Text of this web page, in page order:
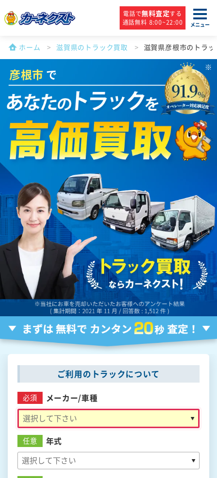
電話で無料査定する
通話無料 8:00~22:00
メニュー
ホーム 滋賀県のトラック買取 滋賀県彦根市のトラ
彦根市 で
ご利用のトラックについて
必須 メーカー/車種
任意 年式